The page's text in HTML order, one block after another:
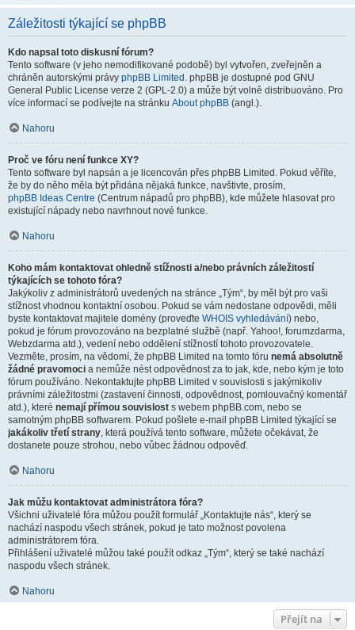
Záležitosti týkající se phpBB
Kdo napsal toto diskusní fórum?
Tento software (v jeho nemodifikované podobě) byl vytvořen, zveřejněn a
chráněn autorskými právy phpBB Limited . phpBB je dostupné pod GNU
General Public License verze 2 (GPL-2.0) a může být volně distribuováno. Pro
více informací se podívejte na stránku About phpBB (angl.).
Nahoru
Proč ve fóru není funkce XY?
Tento software byl napsán a je licencován přes phpBB Limited. Pokud věříte,
že by do něho měla být přidána nějaká funkce, navštivte, prosím,
phpBB Ideas Centre (Centrum nápadů pro phpBB), kde můžete hlasovat pro
existující nápady nebo navrhnout nové funkce.
Nahoru
Koho mám kontaktovat ohledně stížnosti a/nebo právních záležitostí
týkajících se tohoto fóra?
Jakýkoliv z administrátorů uvedených na stránce „Tým“, by měl být pro vaši
stížnost vhodnou kontaktní osobou. Pokud se vám nedostane odpovědi, měli
byste kontaktovat majitele domény (proveďte WHOIS vyhledávání) nebo,
pokud je fórum provozováno na bezplatné službě (např. Yahoo!, forumzdarma,
Webzdarma atd.), vedení nebo oddělení stížností tohoto provozovatele.
Vezměte, prosím, na vědomí, že phpBB Limited na tomto fóru nemá absolutně
žádné pravomoci a nemůže nést odpovědnost za to jak, kde, nebo kým je toto
fórum používáno. Nekontaktujte phpBB Limited v souvislosti s jakýmikoliv
právními záležitostmi (zastavení činnosti, odpovědnost, pomlouvačný komentář
atd.), které nemají přímou souvislost s webem phpBB.com, nebo se
samotným phpBB softwarem. Pokud pošlete e-mail phpBB Limited týkající se
jakákoliv třetí strany, která používá tento software, můžete očekávat, že
dostanete pouze strohou, nebo vůbec žádnou odpověď.
Nahoru
Jak můžu kontaktovat administrátora fóra?
Všichni uživatelé fóra můžou použít formulář „Kontaktujte nás“, který se
nachází naspodu všech stránek, pokud je tato možnost povolena
administrátorem fóra.
Přihlášení uživatelé můžou také použít odkaz „Tým“, který se také nachází
naspodu všech stránek.
Nahoru
Přejít na